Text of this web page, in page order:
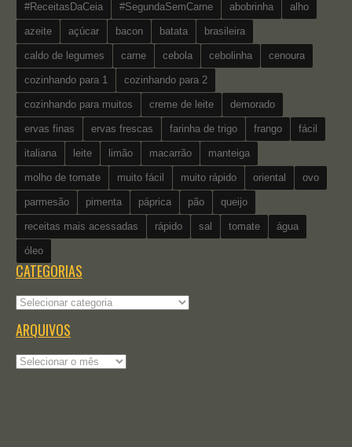
#ReceitasDaCeia #SegundaSemCarne abobrinha alho
azeite açúcar bacon batata brasileira
caldo de legumes carne cebola cebolinha cenoura
cozinhando para 1 cozinhando para 2
cozinhando para muitos creme de leite demorado
ervas finas ervas frescas farinha de trigo frango fácil
italiana leite limão macarrão manteiga
molho de tomate muito fácil muito rápido oriental ovo
parmesão pimenta páprica pão queijo
receitas mais acessadas rápido sal tomate água
óleo
CATEGORIAS
Categorias
ARQUIVOS
Arquivos